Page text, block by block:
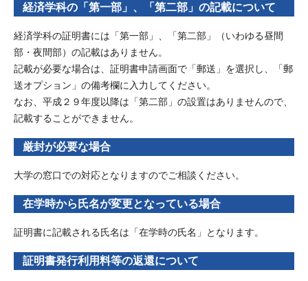
経済学科の「第一部」、「第二部」の記載について
経済学科の証明書には「第一部」、「第二部」（いわゆる昼間
部・夜間部）の記載はありません。
記載が必要な場合は、証明書申請画面で「郵送」を選択し、「郵
送オプション」の備考欄に入力してください。
なお、平成２９年度以降は「第二部」の設置はありませんので、
記載することができません。
厳封が必要な場合
大学の窓口での対応となりますのでご相談ください。
在学時から氏名が変更となっている場合
証明書に記載される氏名は「在学時の氏名」となります。
証明書発行利用料等の返還について